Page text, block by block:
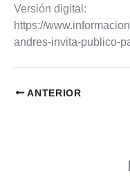
Versión digital:
https://
andres-invita-publico-
ANTERIOR